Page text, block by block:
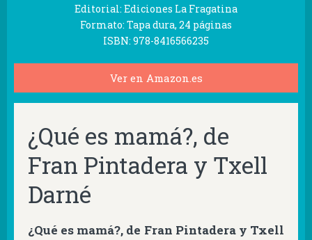
Editorial: Ediciones La Fragatina
Formato: Tapa dura, 24 páginas
ISBN: 978-8416566235
Ver en Amazon.es
¿Qué es mamá?, de
Fran Pintadera y Txell
Darné
¿Qué es mamá?, de Fran Pintadera y Txell